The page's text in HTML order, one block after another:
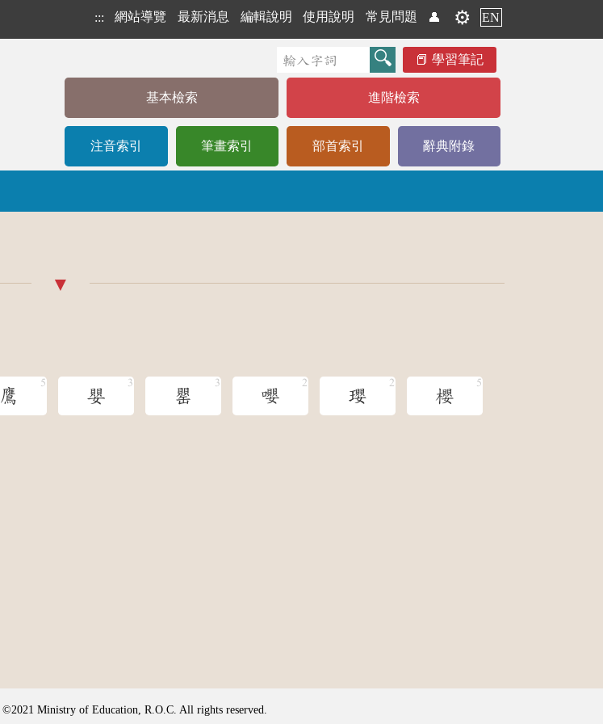
::: 網站導覽 最新消息 編輯說明 使用說明 常見問題 👤 ⚙️ EN
學習筆記
基本檢索 進階檢索
注音索引 筆畫索引 部首索引 辭典附錄
鷹 嬰 罌 嚶 瓔 櫻
©2021 Ministry of Education, R.O.C. All rights reserved.